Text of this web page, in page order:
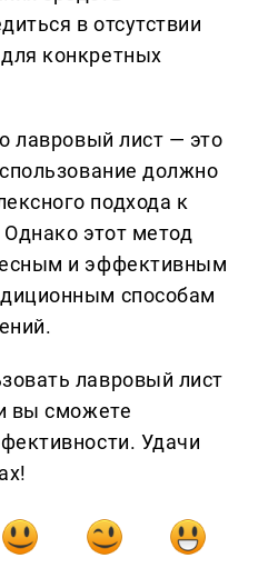
в отсутствии
конкретных
лавровый лист — это
должно
подхода к
этот метод
и эффективным
способам
лавровый лист
вы сможете
Удачи